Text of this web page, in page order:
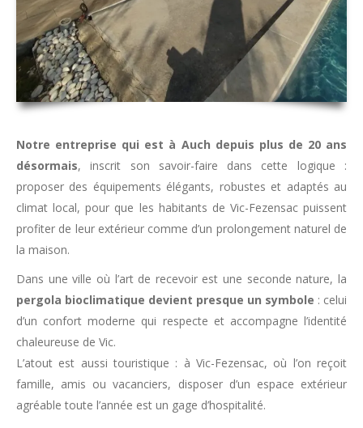
Notre entreprise qui est à Auch depuis plus de 20 ans
désormais, inscrit son savoir-faire dans cette logique :
proposer des équipements élégants, robustes et adaptés au
climat local, pour que les habitants de Vic-Fezensac puissent
profiter de leur extérieur comme d’un prolongement naturel de
la maison.
Dans une ville où l’art de recevoir est une seconde nature, la
pergola bioclimatique devient presque un symbole : celui
d’un confort moderne qui respecte et accompagne l’identité
chaleureuse de Vic.
L’atout est aussi touristique : à Vic-Fezensac, où l’on reçoit
famille, amis ou vacanciers, disposer d’un espace extérieur
agréable toute l’année est un gage d’hospitalité.